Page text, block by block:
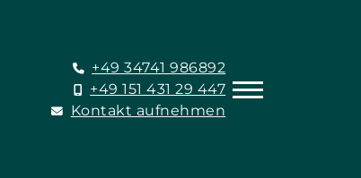
+49 34741 986892
+49 151 431 29 447
Kontakt aufnehmen